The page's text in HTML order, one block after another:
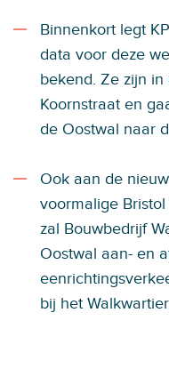
Binnenkort legt
data voor deze
bekend. Ze zijn
Koornstraat en
de Oostwal naar
Ook aan de
voormalige
zal Bouwbedrijf
Oostwal aan- en
bij het